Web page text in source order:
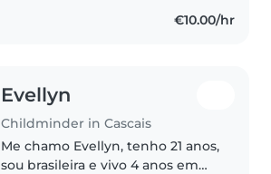
€10.00/hr
Evellyn
Childminder in Cascais
Me chamo Evellyn, tenho 21 anos,
sou brasileira e vivo 4 anos em